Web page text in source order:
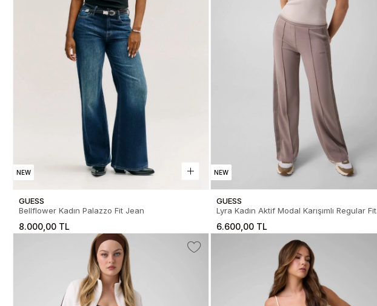
NEW
GUESS
Bellflower Kadın Palazzo Fit Jean
8.000,00 TL
NEW
GUESS
Lyra Kadın Aktif Modal Karışımlı Regular Fit
6.600,00 TL